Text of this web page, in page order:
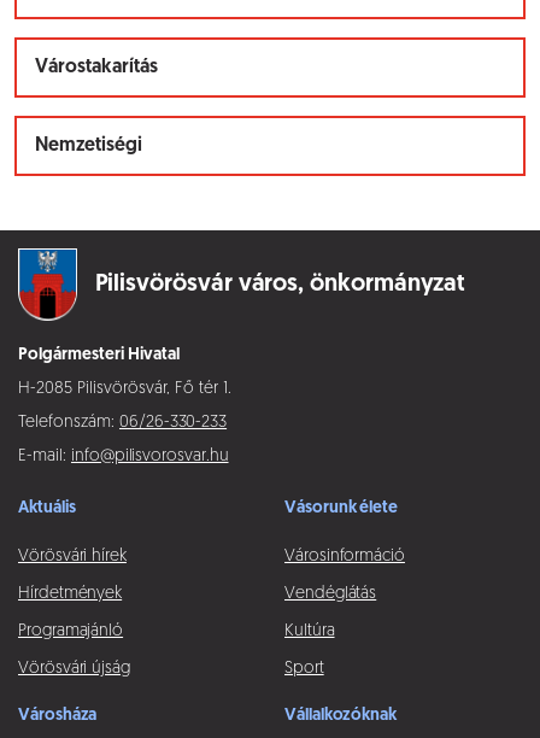
Várostakarítás
Nemzetiségi
Pilisvörösvár város, önkormányzat
Polgármesteri Hivatal
H-2085 Pilisvörösvár, Fő tér 1.
Telefonszám: 06/26-330-233
E-mail: info@pilisvorosvar.hu
Aktuális
Vörösvári hírek
Hírdetmények
Programajánló
Vörösvári újság
Vásorunk élete
Városinformáció
Vendéglátás
Kultúra
Sport
Városháza Vállalkozóknak